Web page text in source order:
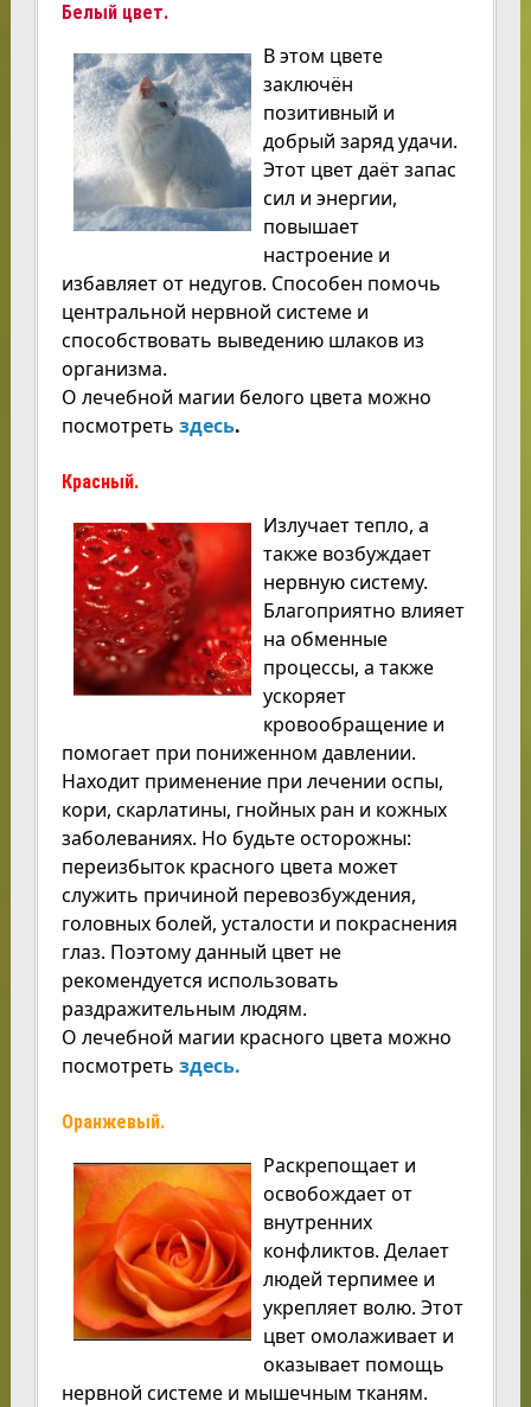
Белый цвет.
В этом цвете
заключён
позитивный и
добрый заряд удачи.
Этот цвет даёт запас
сил и энергии,
повышает
настроение и
избавляет от недугов. Способен помочь
центральной нервной системе и
способствовать выведению шлаков из
организма.
О лечебной магии белого цвета можно
посмотреть здесь.
Красный.
Излучает тепло, а
также возбуждает
нервную систему.
Благоприятно влияет
на обменные
процессы, а также
ускоряет
кровообращение и
помогает при пониженном давлении.
Находит применение при лечении оспы,
кори, скарлатины, гнойных ран и кожных
заболеваниях. Но будьте осторожны:
переизбыток красного цвета может
служить причиной перевозбуждения,
головных болей, усталости и покраснения
глаз. Поэтому данный цвет не
рекомендуется использовать
раздражительным людям.
О лечебной магии красного цвета можно
посмотреть здесь.
Оранжевый.
Раскрепощает и
освобождает от
внутренних
конфликтов. Делает
людей терпимее и
укрепляет волю. Этот
цвет омолаживает и
оказывает помощь
нервной системе и мышечным тканям.